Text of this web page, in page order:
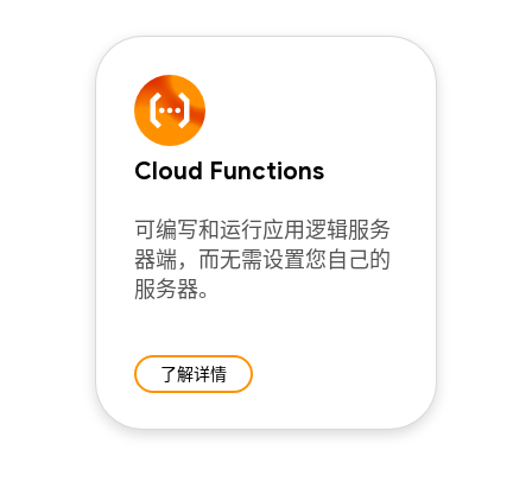
Cloud Functions
可编写和运行应用逻辑服务
器端，而无需设置您自己的
服务器。
了解详情